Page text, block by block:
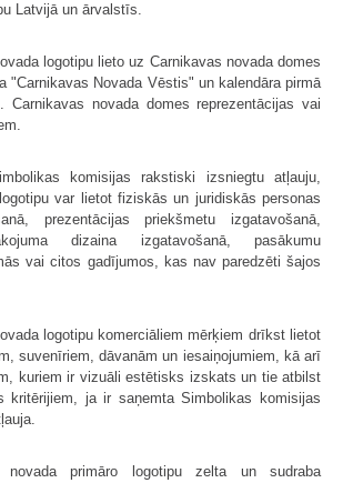
Latvijā un ārvalstīs.
logotipu lieto uz Carnikavas novada domes
"Carnikavas Novada Vēstis" un kalendāra pirmā
Carnikavas novada domes reprezentācijas vai
komisijas rakstiski izsniegtu atļauju,
var lietot fiziskās un juridiskās personas
prezentācijas priekšmetu izgatavošanā,
dizaina izgatavošanā, pasākumu
vai citos gadījumos, kas nav paredzēti šajos
logotipu komerciāliem mērķiem drīkst lietot
suvenīriem, dāvanām un iesaiņojumiem, kā arī
kuriem ir vizuāli estētisks izskats un tie atbilst
kritērijiem, ja ir saņemta Simbolikas komisijas
novada primāro logotipu zelta un sudraba